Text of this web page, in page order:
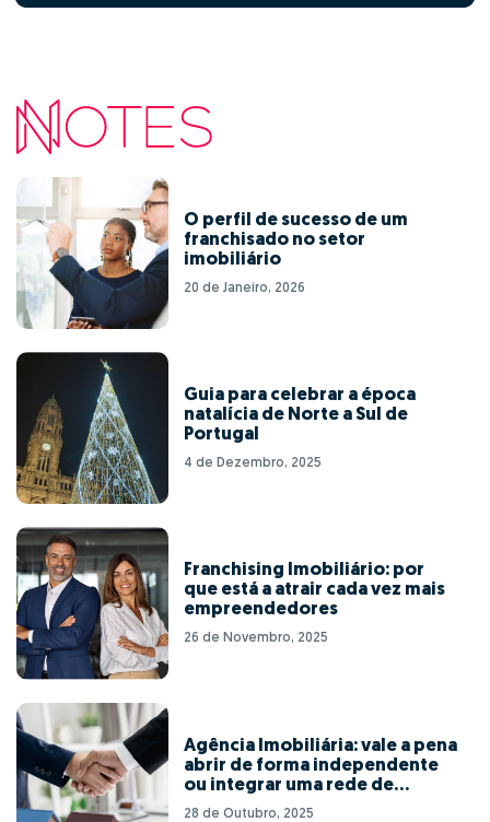
O perfil de sucesso de um
franchisado no setor
imobiliário
20 de Janeiro, 2026
Guia para celebrar a época
natalícia de Norte a Sul de
Portugal
4 de Dezembro, 2025
Franchising Imobiliário: por
que está a atrair cada vez mais
empreendedores
26 de Novembro, 2025
Agência Imobiliária: vale a pena
abrir de forma independente
ou integrar uma rede de
franchising?
28 de Outubro, 2025